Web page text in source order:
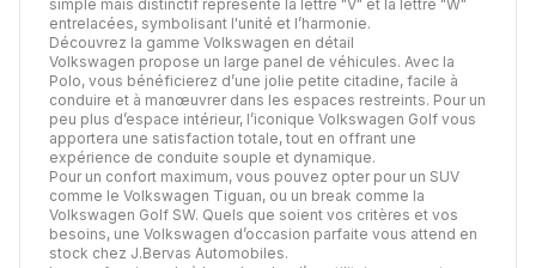
simple mais distinctif représente la lettre "V" et la lettre "W"
entrelacées, symbolisant l'unité et l’harmonie.
Découvrez la gamme Volkswagen en détail
Volkswagen propose un large panel de véhicules. Avec la
Polo, vous bénéficierez d’une jolie petite citadine, facile à
conduire et à manœuvrer dans les espaces restreints. Pour un
peu plus d’espace intérieur, l’iconique Volkswagen Golf vous
apportera une satisfaction totale, tout en offrant une
expérience de conduite souple et dynamique.
Pour un confort maximum, vous pouvez opter pour un SUV
comme le Volkswagen Tiguan, ou un break comme la
Volkswagen Golf SW. Quels que soient vos critères et vos
besoins, une Volkswagen d’occasion parfaite vous attend en
stock chez J.Bervas Automobiles.